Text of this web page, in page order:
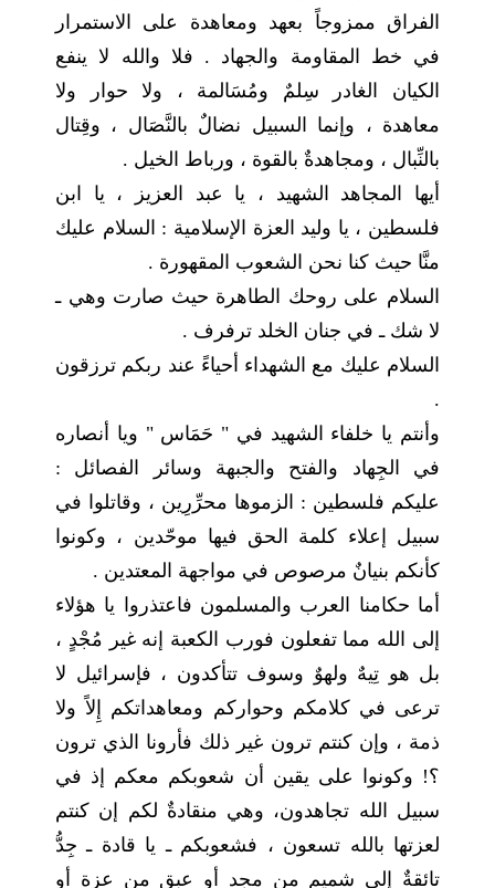
الفراق ممزوجاً بعهد ومعاهدة على الاستمرار
في خط المقاومة والجهاد . فلا والله لا ينفع
الكيان الغادر سِلمٌ ومُسَالمة ، ولا حوار ولا
معاهدة ، وإنما السبيل نضالٌ بالنَّصَال ، وقِتال
بالنِّبال ، ومجاهدةٌ بالقوة ، ورباط الخيل .
أيها المجاهد الشهيد ، يا عبد العزيز ، يا ابن
فلسطين ، يا وليد العزة الإسلامية : السلام عليك
منَّا حيث كنا نحن الشعوب المقهورة .
السلام على روحك الطاهرة حيث صارت وهي ـ
لا شك ـ في جنان الخلد ترفرف .
السلام عليك مع الشهداء أحياءً عند ربكم ترزقون
.
وأنتم يا خلفاء الشهيد في " حَمَاس " ويا أنصاره
في الجِهاد والفتح والجبهة وسائر الفصائل :
عليكم فلسطين : الزموها محرِّرِين ، وقاتلوا في
سبيل إعلاء كلمة الحق فيها موحّدين ، وكونوا
كأنكم بنيانٌ مرصوص في مواجهة المعتدين .
أما حكامنا العرب والمسلمون فاعتذروا يا هؤلاء
إلى الله مما تفعلون فورب الكعبة إنه غير مُجْدٍ ،
بل هو تِيهٌ ولهوٌ وسوف تتأكدون ، فإسرائيل لا
ترعى في كلامكم وحواركم ومعاهداتكم إِلاً ولا
ذمة ، وإن كنتم ترون غير ذلك فأرونا الذي ترون
؟! وكونوا على يقين أن شعوبكم معكم إذ في
سبيل الله تجاهدون، وهي منقادةٌ لكم إن كنتم
لعزتها بالله تسعون ، فشعوبكم ـ يا قادة ـ جِدُّ
تائقةٌ إلى شميمٍ من مجد أو عبق من عزة أو